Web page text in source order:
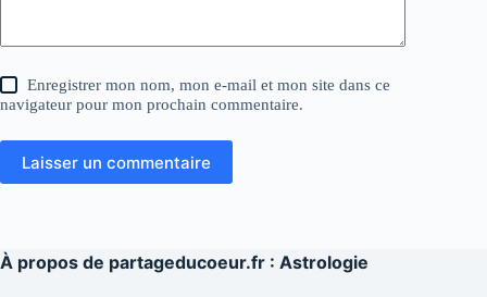
Enregistrer mon nom, mon e-mail et mon site dans ce
navigateur pour mon prochain commentaire.
Laisser un commentaire
À propos de partageducoeur.fr : Astrologie